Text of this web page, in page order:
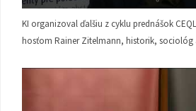
KI organizoval ďalšiu z cyklu prednášok
hosťom Rainer Zitelmann, historik,